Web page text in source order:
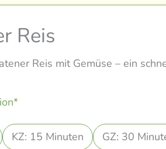
Reis
Reis mit Gemüse – ein
KZ: 15 Minuten GZ: 30